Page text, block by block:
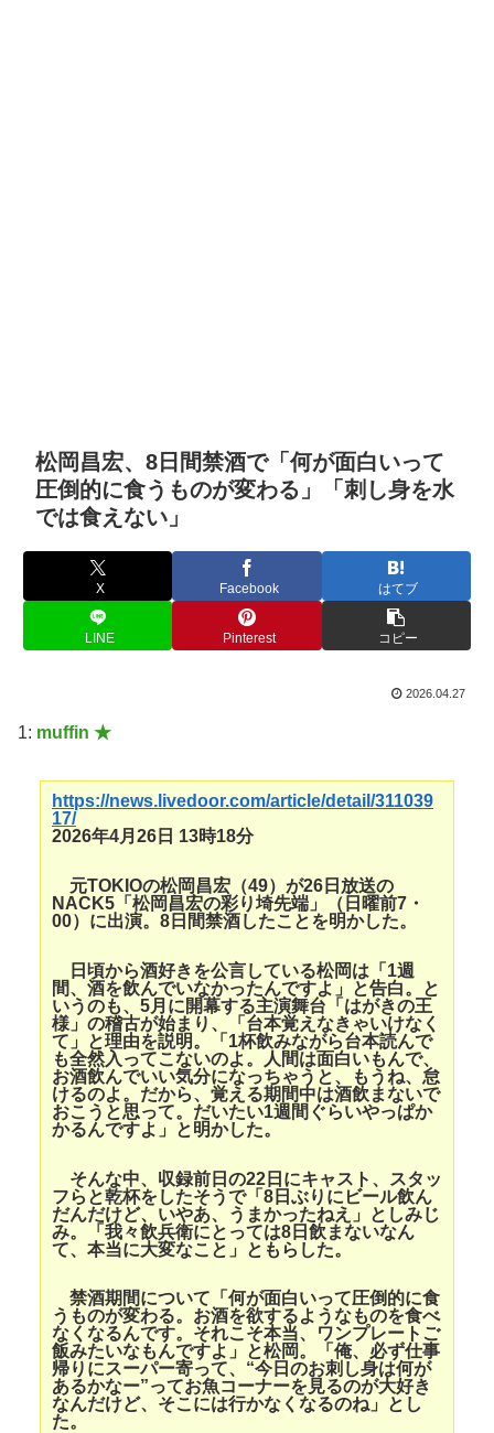
松岡昌宏、8日間禁酒で「何が面白いって
圧倒的に食うものが変わる」「刺し身を水
では食えない」
X Facebook はてブ
LINE Pinterest コピー
2026.04.27
1: muffin ★
https://news.livedoor.com/article/detail/311039
17/
2026年4月26日 13時18分
元TOKIOの松岡昌宏（49）が26日放送の
NACK5「松岡昌宏の彩り埼先端」（日曜前7・
00）に出演。8日間禁酒したことを明かした。
日頃から酒好きを公言している松岡は「1週
間、酒を飲んでいなかったんですよ」と告白。と
いうのも、5月に開幕する主演舞台「はがきの王
様」の稽古が始まり、「台本覚えなきゃいけなく
て」と理由を説明。「1杯飲みながら台本読んで
も全然入ってこないのよ。人間は面白いもんで、
お酒飲んでいい気分になっちゃうと、もうね、怠
けるのよ。だから、覚える期間中は酒飲まないで
おこうと思って。だいたい1週間ぐらいやっぱか
かるんですよ」と明かした。
そんな中、収録前日の22日にキャスト、スタッ
フらと乾杯をしたそうで「8日ぶりにビール飲ん
だんだけど、いやあ、うまかったねえ」としみじ
み。「我々飲兵衛にとっては8日飲まないなん
て、本当に大変なこと」ともらした。
禁酒期間について「何が面白いって圧倒的に食
うものが変わる。お酒を欲するようなものを食べ
なくなるんです。それこそ本当、ワンプレートご
飯みたいなもんですよ」と松岡。「俺、必ず仕事
帰りにスーパー寄って、“今日のお刺し身は何が
あるかなー”ってお魚コーナーを見るのが大好き
なんだけど、そこには行かなくなるのね」とし
た。